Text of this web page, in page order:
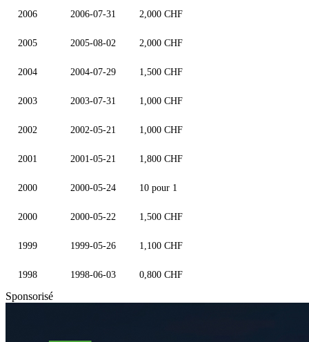
2006 2006-07-31 2,000 CHF
2005 2005-08-02 2,000 CHF
2004 2004-07-29 1,500 CHF
2003 2003-07-31 1,000 CHF
2002 2002-05-21 1,000 CHF
2001 2001-05-21 1,800 CHF
2000 2000-05-24 10 pour 1
2000 2000-05-22 1,500 CHF
1999 1999-05-26 1,100 CHF
1998 1998-06-03 0,800 CHF
Sponsorisé